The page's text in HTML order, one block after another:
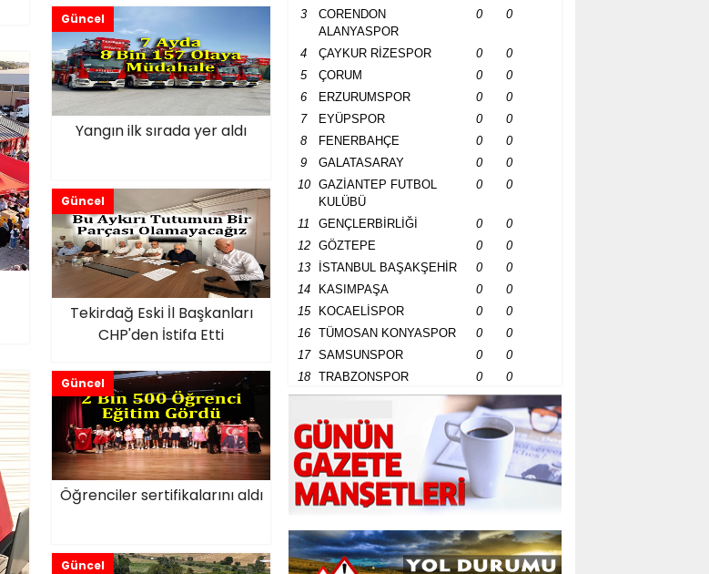
Güncel
Yangın ilk sırada yer aldı
Güncel
Tekirdağ Eski İl Başkanları
CHP'den İstifa Etti
Güncel
Öğrenciler sertifikalarını aldı
Güncel
3
CORENDON
ALANYASPOR
0 0
4 ÇAYKUR RİZESPOR 0
0
5
ÇORUM 0
0
6
ERZURUMSPOR 0
0
7
EYÜPSPOR 0
0
8
FENERBAHÇE 0
0
9
GALATASARAY 0
0
10
GAZİANTEP FUTBOL
KULÜBÜ
0 0
11 GENÇLERBİRLİĞİ 0
0
12
GÖZTEPE 0
0
13
İSTANBUL BAŞAKŞEHİR 0
0
14
KASIMPAŞA 0
0
15
KOCAELİSPOR 0
0
16
TÜMOSAN KONYASPOR 0
0
17
SAMSUNSPOR 0
0
18
TRABZONSPOR 0 0